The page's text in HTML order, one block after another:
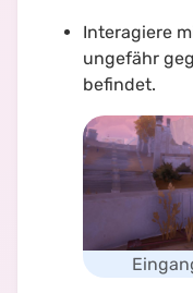
Interagiere
ungefähr
befindet.